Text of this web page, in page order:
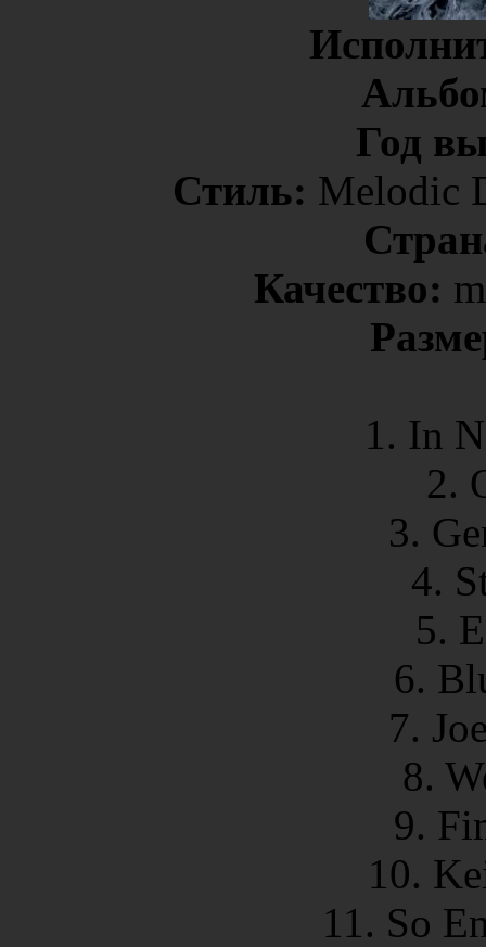
Год
Стиль: Melodic
Качество:
1. In
2.
3.
4.
5.
6.
7.
8.
9.
10.
11. So